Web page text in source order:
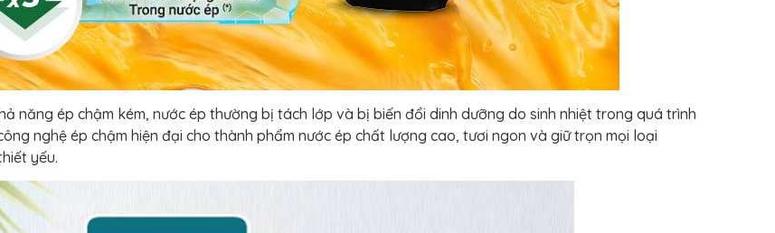
năng ép chậm kém, nước ép thường bị tách lớp và bị biến đổi dinh dưỡng do sinh nhiệt trong quá trình
nghệ ép chậm hiện đại cho thành phẩm nước ép chất lượng cao, tươi ngon và giữ trọn mọi loại
yếu.